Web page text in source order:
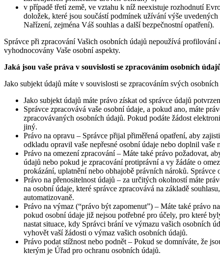
v případě třetí země, ve vztahu k níž neexistuje rozhodnutí
doložek, které jsou součástí podmínek užívání výše
Nařízení, zejména Váš souhlas a další bezpečnostní opatření).
Správce při zpracování Vašich osobních údajů nepoužívá
vyhodnocovány Vaše osobní aspekty.
Jaká jsou vaše práva v souvislosti se zpracováním osobních
Jako subjekt údajů máte v souvislosti se zpracováním svých
Jako subjekt údajů máte právo získat od správce údajů
Správce zpracovává vaše osobní údaje, a pokud ano, máte
zpracovávaných osobních údajů. Pokud podáte žádost
jiný.
Právo na opravu – Správce přijal přiměřená opatření, aby
odkladu opravil vaše nepřesné osobní údaje nebo doplnil vaše
Právo na omezení zpracování – Máte také právo požadovat,
údajů nebo pokud je zpracování protiprávní a vy žádáte o
prokázání, uplatnění nebo obhajobě právních nároků.
Právo na přenositelnost údajů – za určitých okolností máte
na osobní údaje, které správce zpracovává na základě
automatizovaně.
Právo na výmaz (“právo být zapomenut”) – Máte také právo
pokud osobní údaje již nejsou potřebné pro účely, pro které
nastat situace, kdy Správci brání ve výmazu vašich osobních
vyhovět vaší žádosti o výmaz vašich osobních údajů.
Právo podat stížnost nebo podnět – Pokud se domníváte, že
kterým je Úřad pro ochranu osobních údajů.